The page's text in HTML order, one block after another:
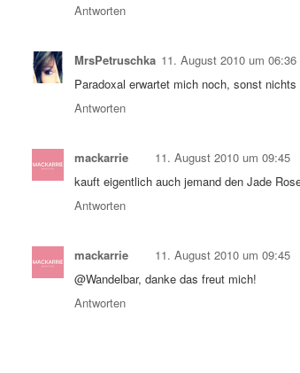
Antworten
MrsPetruschka 11. August 2010 um 06:36
Paradoxal erwartet mich noch, sonst
Antworten
mackarrie
11. August 2010 um 09:45
kauft eigentlich auch jemand den Jade
Antworten
mackarrie
11. August 2010 um 09:45
@Wandelbar, danke das freut mich!
Antworten